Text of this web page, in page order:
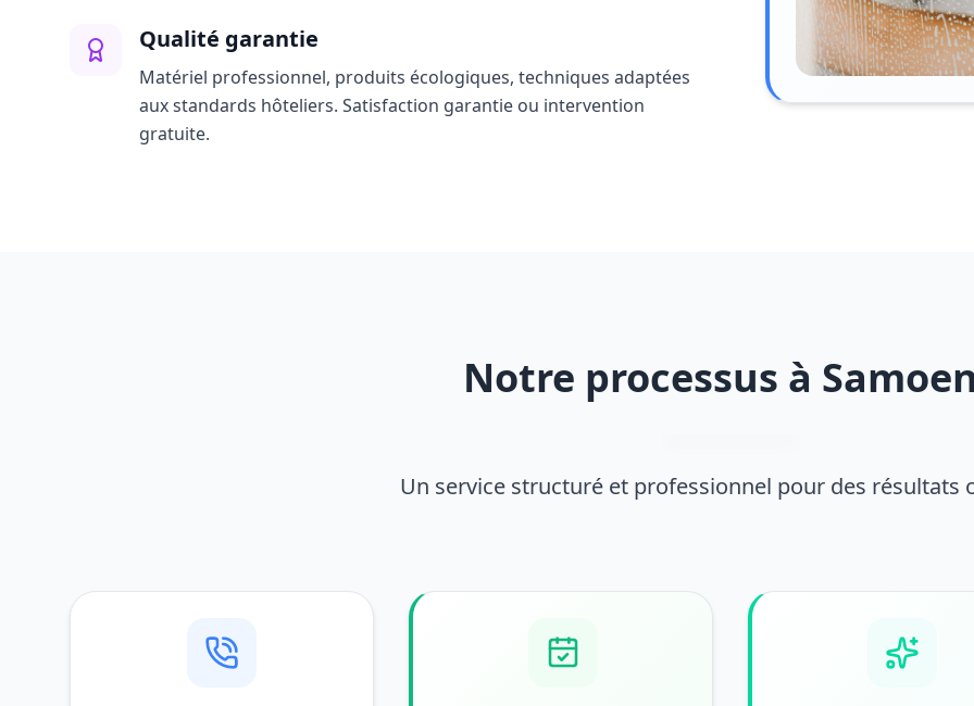
Qualité garantie
Matériel professionnel, produits écologiques, techniques adaptées
aux standards hôteliers. Satisfaction garantie ou intervention
gratuite.
Notre processus à
Un service structuré et professionnel pour des résultats